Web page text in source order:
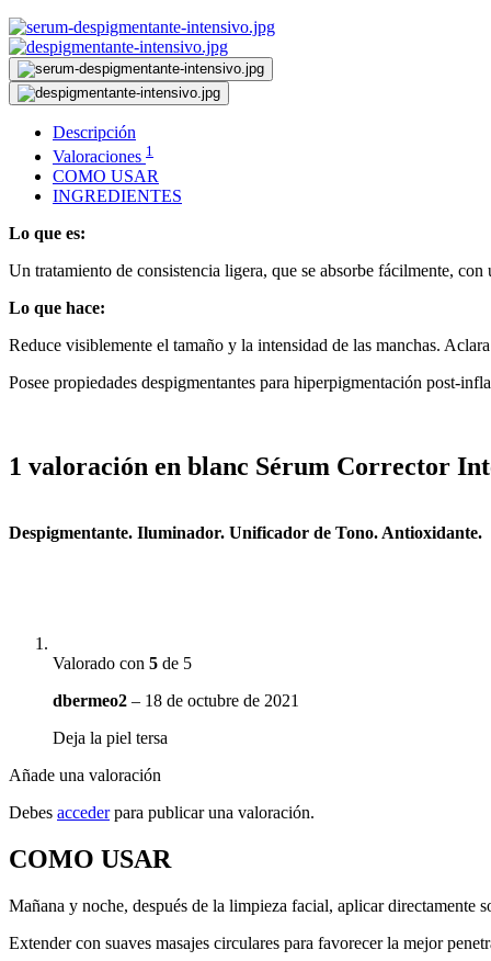
Descripción
Valoraciones 1
COMO USAR
INGREDIENTES
Lo que es:
Un tratamiento de consistencia ligera, que se absorbe fácilmente,
Lo que hace:
Reduce visiblemente el tamaño y la intensidad de las manchas.
Posee propiedades despigmentantes para hiperpigmentación post-
1 valoración en blanc Sérum Corrector
Despigmentante. Iluminador. Unificador de Tono. Antioxidante.
Valorado con 5 de 5
dbermeo2 – 18 de octubre de 2021
Deja la piel tersa
Añade una valoración
Debes accederpara publicar una valoración.
COMO USAR
Mañana y noche, después de la limpieza facial, aplicar directamente
Extender con suaves masajes circulares para favorecer la mejor